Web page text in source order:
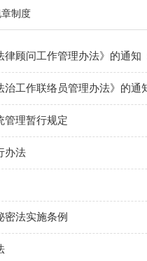
制度
顾问工作管理办法》的通知
工作联络员管理办法》的通
管理暂行规定
办法
密法实施条例